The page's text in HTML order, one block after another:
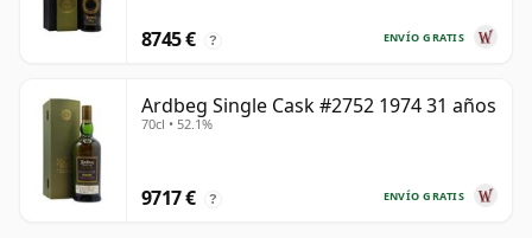
ENVÍO GRATIS
8745 € ?
Ardbeg Single Cask #2752 1974 31 años
70cl • 52.1%
ENVÍO GRATIS
9717 € ?